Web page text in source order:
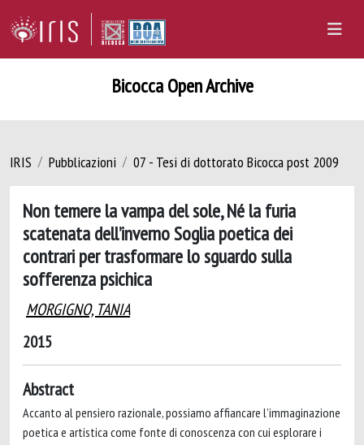
Bicocca Open Archive
IRIS Pubblicazioni 07 - Tesi di dottorato Bicocca post 2009
Non temere la vampa del sole, Né la furia
scatenata dell’inverno Soglia poetica dei
contrari per trasformare lo sguardo sulla
sofferenza psichica
MORGIGNO, TANIA
2015
Abstract
Accanto al pensiero razionale, possiamo affiancare l’immaginazione
poetica e artistica come fonte di conoscenza con cui esplorare i